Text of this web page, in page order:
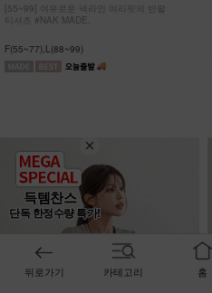
득템찬스
단독 한정수량 특가!
[55~99] 여유로운 넥라인 여리핏의 반팔
티셔츠 #NAK MADE.
F(55~77),L(88~99)
뒤로가기 카테고리 홈